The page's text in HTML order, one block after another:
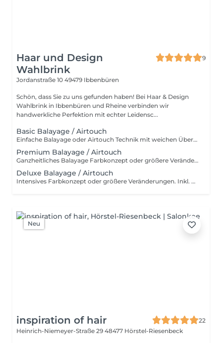
Haar und Design
Wahlbrink
9
Jordanstraße 10 49479 Ibbenbüren
Schön, dass Sie zu uns gefunden haben! Bei Haar & Design
Wahlbrink in Ibbenbüren und Rheine verbinden wir
handwerkliche Perfektion mit echter Leidensc...
Basic Balayage / Airtouch
Einfache Balayage oder Airtouch Technik mit weichen Übergängen für langanhaltendem Tragekomfort. Inkl. Beratung, Haarpflege, Handmassage und Kopfmassage. Für wen ist das Basic Balayage-Paket geeignet? Dieses Paket richtet sich an Kundinnen, die bereits eine Balayage oder Airtouch-Behandlung hatten und sich eine dezente Auffrischung wünschen. Es ist ideal, wenn die bestehende Farbtechnik noch gut erhalten ist und lediglich sanft nachgearbeitet werden soll, ohne eine komplette Neugestaltung. Ebenso eignet sich Basic Paket für alle, die gezielte, leichte Aufhellungen bevorzugen – zum Beispiel am Oberkopf, im Konturbereich oder als Face Frame. Perfekt für einen frischen, natürlichen Look mit minimalem Aufwand und ohne den gesamten Kopf zu behandeln.
Premium Balayage / Airtouch
Ganzheitliches Balayage Farbkonzept oder größere Veränderungen. Inkl. Beratung, Haarpflege, Handmassage und Kopfmassage. Für wen ist das Premium Balayage-Paket geeignet? Dieses Paket ist ideal für Kundinnen, die sich eine deutlichere Auffrischung oder Veränderung wünschen, ohne eine komplette Neugestaltung vorzunehmen. Es eignet sich besonders, wenn die bestehende Balayage herausgewachsen ist und mehr Helligkeit sowie eine gleichmäßigere Farbverteilung gewünscht wird. Perfekt für alle, die mehr als nur eine leichte Nacharbeit möchten – zum Beispiel zusätzliche Strähnen im Längen- und Spitzenbereich, eine intensivere Aufhellung oder ein insgesamt frischer, lebendiger Look. Das Premium Paket bildet die optimale Balance zwischen natürlicher Auffrischung und sichtbarer Veränderung.
Deluxe Balayage / Airtouch
Intensives Farbkonzept oder größere Veränderungen. Inkl. Beratung, Haarpflege, Handmassage und Kopfmassage. Für wen ist das Deluxe Balayage-Paket geeignet? Das Deluxe Balayage ist die richtige Wahl, wenn der gesamte Kopf umfassend bearbeitet wird – für ein neues, harmonisches Gesamtbild mit maximaler Leuchtkraft und Dimension. Perfekt für alle, die bereit sind für einen intensiven, hochwertigen Farbservice mit einem deutlich sichtbaren Ergebnis.
Neu
inspiration of hair
22
Heinrich-Niemeyer-Straße 29 48477 Hörstel-Riesenbeck